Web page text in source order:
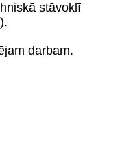
stāvoklī
darbam.